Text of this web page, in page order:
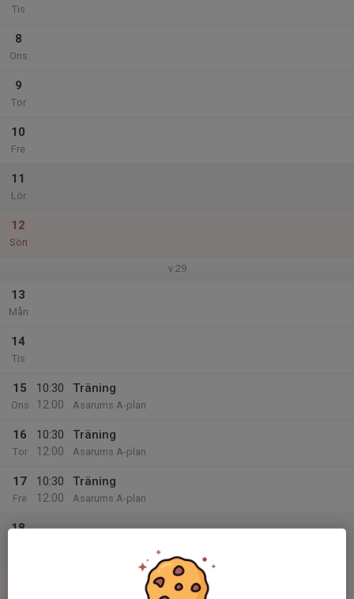
Tis
8
Ons
9
Tor
10
Fre
11
Lör
12
Sön
v.29
13
Mån
14
Tis
15
Ons
10:30
12:00
Träning
Asarums A-plan
16
Tor
10:30
12:00
Träning
Asarums A-plan
17
Fre
10:30
12:00
Träning
Asarums A-plan
18